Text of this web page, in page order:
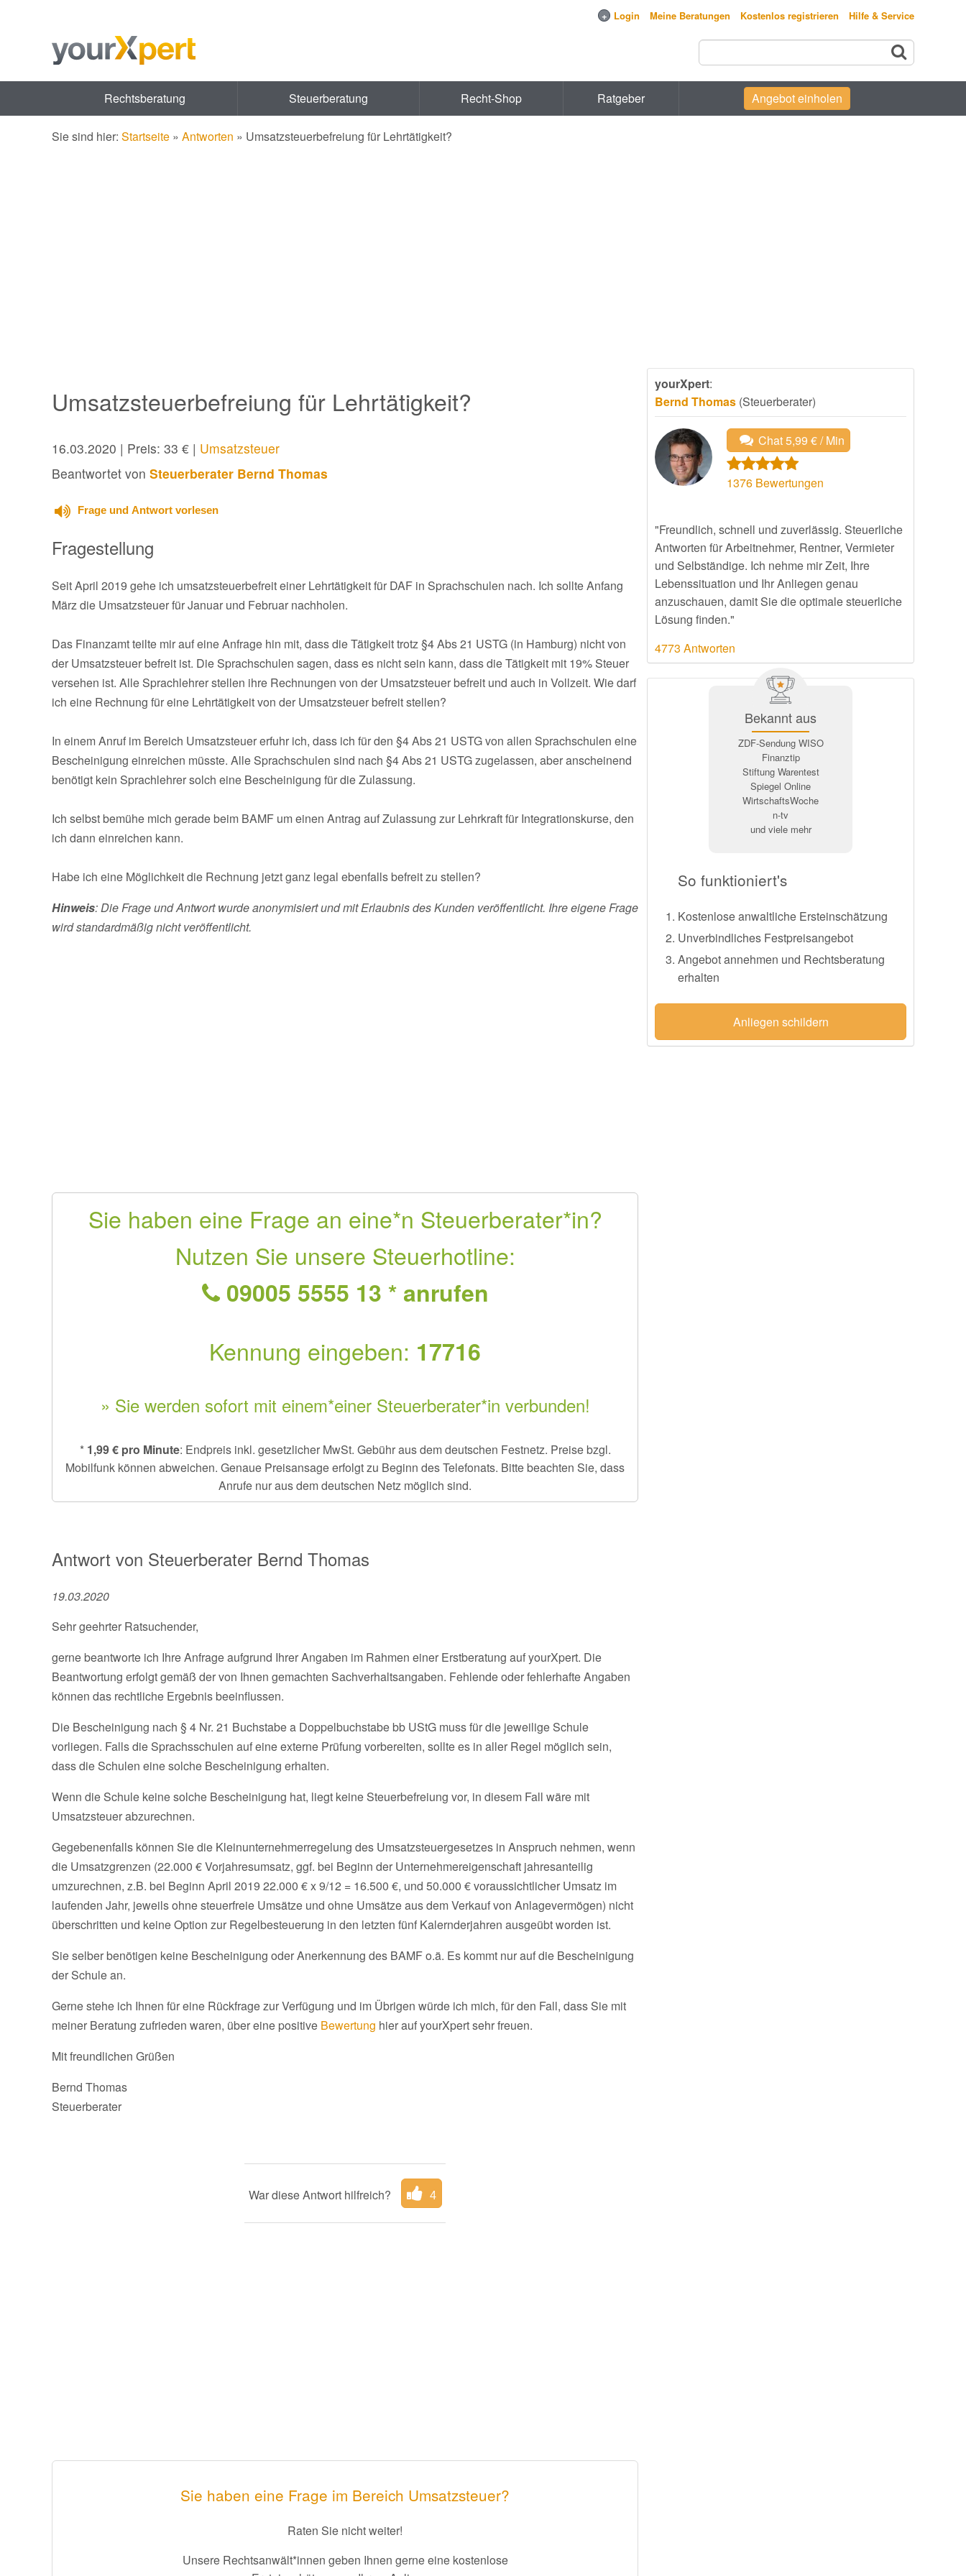
+ Login Meine Beratungen Kostenlos registrieren Hilfe & Service
Rechtsberatung Steuerberatung Recht-Shop Ratgeber Angebot einholen
Sie sind hier: Startseite » Antworten » Umsatzsteuerbefreiung für Lehrtätigkeit?
Umsatzsteuerbefreiung für Lehrtätigkeit?
16.03.2020 | Preis: 33 € | Umsatzsteuer
Beantwortet von Steuerberater Bernd Thomas
Frage und Antwort vorlesen
Fragestellung
Seit April 2019 gehe ich umsatzsteuerbefreit einer Lehrtätigkeit für DAF in Sprachschulen nach. Ich sollte Anfang
März die Umsatzsteuer für Januar und Februar nachholen.
Das Finanzamt teilte mir auf eine Anfrage hin mit, dass die Tätigkeit trotz §4 Abs 21 USTG (in Hamburg) nicht von
der Umsatzsteuer befreit ist. Die Sprachschulen sagen, dass es nicht sein kann, dass die Tätigkeit mit 19% Steuer
versehen ist. Alle Sprachlehrer stellen ihre Rechnungen von der Umsatzsteuer befreit und auch in Vollzeit. Wie darf
ich eine Rechnung für eine Lehrtätigkeit von der Umsatzsteuer befreit stellen?
In einem Anruf im Bereich Umsatzsteuer erfuhr ich, dass ich für den §4 Abs 21 USTG von allen Sprachschulen eine
Bescheinigung einreichen müsste. Alle Sprachschulen sind nach §4 Abs 21 USTG zugelassen, aber anscheinend
benötigt kein Sprachlehrer solch eine Bescheinigung für die Zulassung.
Ich selbst bemühe mich gerade beim BAMF um einen Antrag auf Zulassung zur Lehrkraft für Integrationskurse, den
ich dann einreichen kann.
Habe ich eine Möglichkeit die Rechnung jetzt ganz legal ebenfalls befreit zu stellen?
Hinweis: Die Frage und Antwort wurde anonymisiert und mit Erlaubnis des Kunden veröffentlicht. Ihre eigene Frage
wird standardmäßig nicht veröffentlicht.
Sie haben eine Frage an eine*n Steuerberater*in?
Nutzen Sie unsere Steuerhotline:
09005 5555 13 * anrufen
Kennung eingeben: 17716
» Sie werden sofort mit einem*einer Steuerberater*in verbunden!
* 1,99 € pro Minute: Endpreis inkl. gesetzlicher MwSt. Gebühr aus dem deutschen Festnetz. Preise bzgl.
Mobilfunk können abweichen. Genaue Preisansage erfolgt zu Beginn des Telefonats. Bitte beachten Sie, dass
Anrufe nur aus dem deutschen Netz möglich sind.
Antwort von Steuerberater Bernd Thomas
19.03.2020
Sehr geehrter Ratsuchender,
gerne beantworte ich Ihre Anfrage aufgrund Ihrer Angaben im Rahmen einer Erstberatung auf yourXpert. Die
Beantwortung erfolgt gemäß der von Ihnen gemachten Sachverhaltsangaben. Fehlende oder fehlerhafte Angaben
können das rechtliche Ergebnis beeinflussen.
Die Bescheinigung nach § 4 Nr. 21 Buchstabe a Doppelbuchstabe bb UStG muss für die jeweilige Schule
vorliegen. Falls die Sprachsschulen auf eine externe Prüfung vorbereiten, sollte es in aller Regel möglich sein,
dass die Schulen eine solche Bescheinigung erhalten.
Wenn die Schule keine solche Bescheinigung hat, liegt keine Steuerbefreiung vor, in diesem Fall wäre mit
Umsatzsteuer abzurechnen.
Gegebenenfalls können Sie die Kleinunternehmerregelung des Umsatzsteuergesetzes in Anspruch nehmen, wenn
die Umsatzgrenzen (22.000 € Vorjahresumsatz, ggf. bei Beginn der Unternehmereigenschaft jahresanteilig
umzurechnen, z.B. bei Beginn April 2019 22.000 € x 9/12 = 16.500 €, und 50.000 € voraussichtlicher Umsatz im
laufenden Jahr, jeweils ohne steuerfreie Umsätze und ohne Umsätze aus dem Verkauf von Anlagevermögen) nicht
überschritten und keine Option zur Regelbesteuerung in den letzten fünf Kalernderjahren ausgeübt worden ist.
Sie selber benötigen keine Bescheinigung oder Anerkennung des BAMF o.ä. Es kommt nur auf die Bescheinigung
der Schule an.
Gerne stehe ich Ihnen für eine Rückfrage zur Verfügung und im Übrigen würde ich mich, für den Fall, dass Sie mit
meiner Beratung zufrieden waren, über eine positive Bewertung hier auf yourXpert sehr freuen.
Mit freundlichen Grüßen
Bernd Thomas
Steuerberater
War diese Antwort hilfreich? 4
Sie haben eine Frage im Bereich Umsatzsteuer?
Raten Sie nicht weiter!
Unsere Rechtsanwält*innen geben Ihnen gerne eine kostenlose
yourXpert:
Bernd Thomas (Steuerberater)
Chat 5,99 € / Min
1376 Bewertungen
"Freundlich, schnell und zuverlässig. Steuerliche
Antworten für Arbeitnehmer, Rentner, Vermieter
und Selbständige. Ich nehme mir Zeit, Ihre
Lebenssituation und Ihr Anliegen genau
anzuschauen, damit Sie die optimale steuerliche
Lösung finden."
4773 Antworten
Bekannt aus
ZDF-Sendung WISO
Finanztip
Stiftung Warentest
Spiegel Online
WirtschaftsWoche
n-tv
und viele mehr
So funktioniert's
Kostenlose anwaltliche Ersteinschätzung
Unverbindliches Festpreisangebot
Angebot annehmen und Rechtsberatung
erhalten
Anliegen schildern